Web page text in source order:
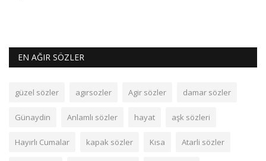
EN AĞIR SÖZLER
güzel sözler agırsozler Agir sözler damar sözler
Günaydin Anlamlı sözler hayat aşk sözleri
Hayırlı Cumalar kapak sözler Kısa Atarli sözler